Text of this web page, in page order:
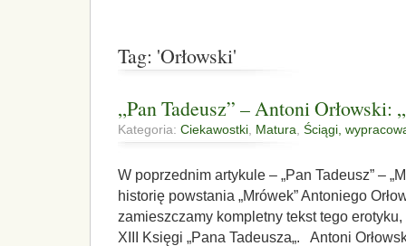
Tag: 'Orłowski'
„Pan Tadeusz” – Antoni Orłowski:
Kategoria: Ciekawostki, Matura, Ściągi,
W poprzednim artykule – „Pan Tadeusz” –
historię powstania „Mrówek” Antoniego
zamieszczamy kompletny tekst tego
XIII Księgi „Pana Tadeusza„. Antoni